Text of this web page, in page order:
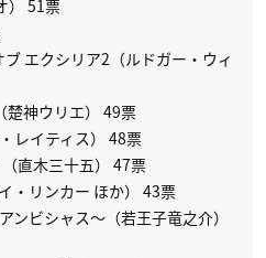
） 51票
エクシリア2（ルドガー・ウィ
神ウリエ） 49票
レイティス） 48票
直木三十五） 47票
・リンカー ほか） 43票
ンビシャス〜（若王子竜之介）